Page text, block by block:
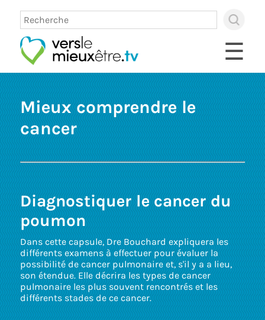
×
to
to
go
to
can
use
and
☰
Mieux comprendre le
cancer
Diagnostiquer le cancer du
poumon
Dans cette capsule, Dre Bouchard expliquera les
différents examens à effectuer pour évaluer la
possibilité de cancer pulmonaire et, s'il y a a lieu,
son étendue. Elle décrira les types de cancer
pulmonaire les plus souvent rencontrés et les
différents stades de ce cancer.